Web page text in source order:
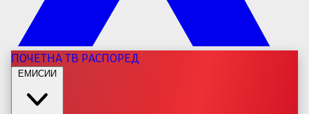
ПОЧЕТНАТВ РАСПОРЕД
ЕМИСИИ